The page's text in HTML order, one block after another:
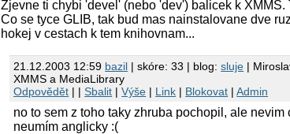
Zjevne ti chybi 'devel' (nebo 'dev') balicek k
Co se tyce GLIB, tak bud mas nainstalovane dve
hokej v cestach k tem knihovnam...
21.12.2003 12:59 bazil | skóre: 33 | blog:sluje |
XMMS a MediaLibrary
Odpovědět | |Sbalit |Výše | Link | Blokovat |Admin
no to sem z toho taky zhruba pochopil, ale
neumím anglicky :(